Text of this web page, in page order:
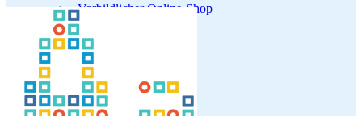
Vorbildlicher Online-Shop
Programm
Preise und Lizenzen
Installationspakete
Letzte Version
Systemanforderungen